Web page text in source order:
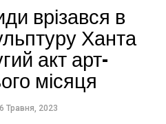
врізався в
Ханта
акт арт-
місяця
Травня, 2023